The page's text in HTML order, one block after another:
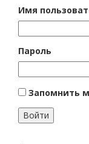
Имя
Пароль
Запомнить
Войти